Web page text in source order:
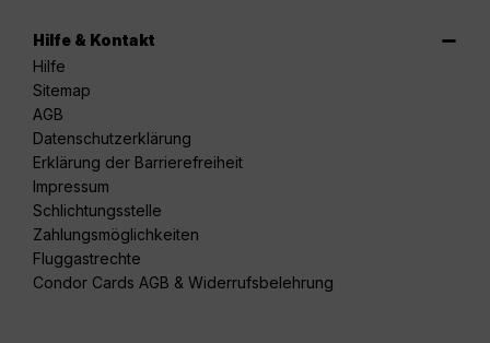
Hilfe & Kontakt
Hilfe
Sitemap
AGB
Datenschutzerklärung
Erklärung der Barrierefreiheit
Impressum
Schlichtungsstelle
Zahlungsmöglichkeiten
Fluggastrechte
Condor Cards AGB & Widerrufsbelehrung